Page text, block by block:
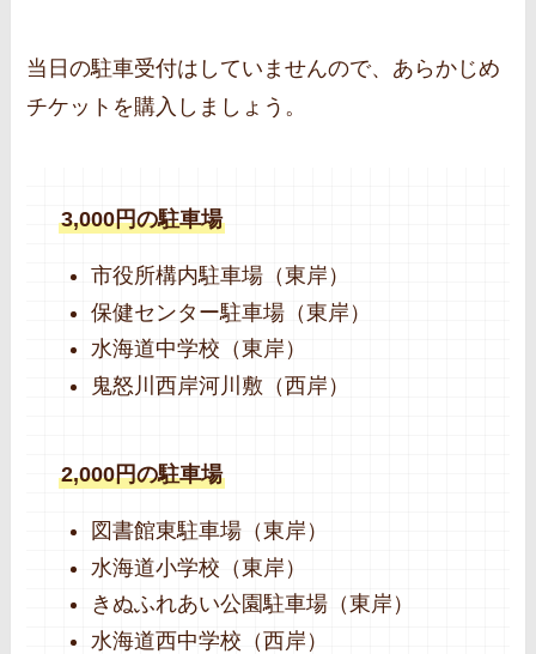
当日の駐車受付はしていませんので、あらかじめ
チケットを購入しましょう。
3,000円の駐車場
市役所構内駐車場（東岸）
保健センター駐車場（東岸）
水海道中学校（東岸）
鬼怒川西岸河川敷（西岸）
2,000円の駐車場
図書館東駐車場（東岸）
水海道小学校（東岸）
きぬふれあい公園駐車場（東岸）
水海道西中学校（西岸）